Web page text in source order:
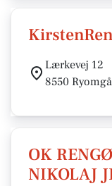
KirstenRen
Lærkevej 12
8550
OK
NIKOLAJ